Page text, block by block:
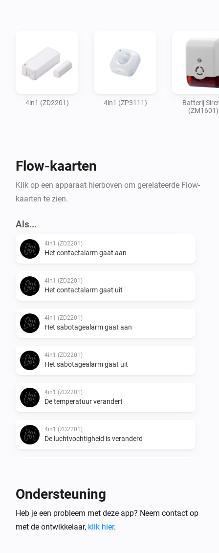
4in1 (ZD2201) 4in1 (ZP3111)
Batterij
(ZM1601)
Flow-kaarten
Klik op een apparaat hierboven om gerelateerde Flow-
kaarten te zien.
Als...
4in1 (ZD2201)
Het contactalarm gaat aan
4in1 (ZD2201)
Het contactalarm gaat uit
4in1 (ZD2201)
Het sabotagealarm gaat aan
4in1 (ZD2201)
Het sabotagealarm gaat uit
4in1 (ZD2201)
De temperatuur verandert
4in1 (ZD2201)
De luchtvochtigheid is veranderd
Het accuniveau is veranderd
Ondersteuning
Heb je een probleem met deze app? Neem contact op
met de ontwikkelaar, klik hier.